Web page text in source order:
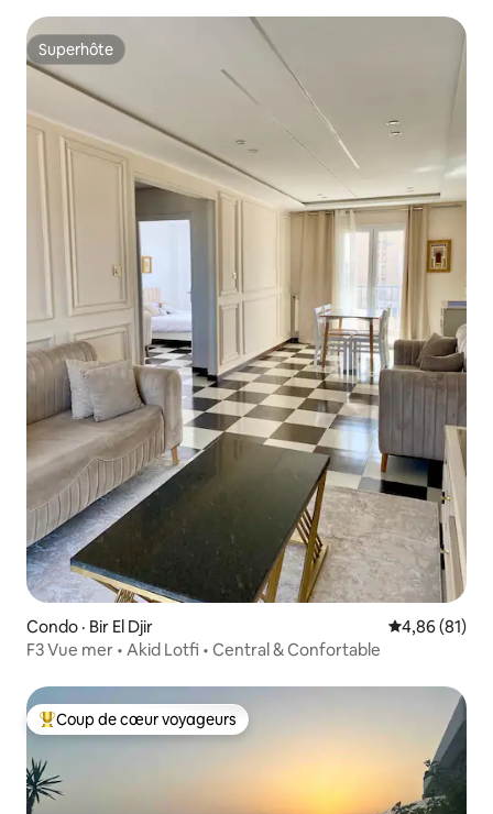
Superhôte
Superhôte
Condo · Bir El Djir Note
4,86 (81)
F3 Vue mer • Akid Lotfi • Central & Confortable
Coup de cœur voyageurs parmi les plus aimés
Coup de cœur voyageurs